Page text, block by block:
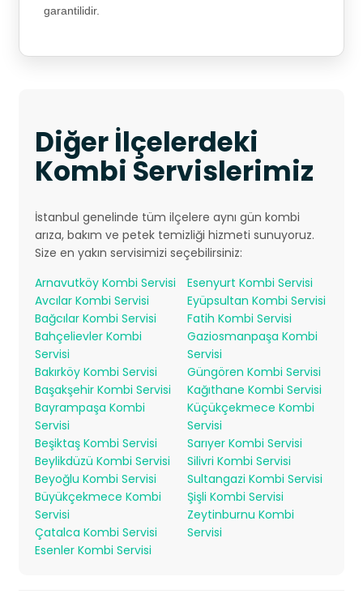
garantilidir.
Diğer İlçelerdeki
Kombi Servislerimiz
İstanbul genelinde tüm ilçelere aynı gün kombi
arıza, bakım ve petek temizliği hizmeti sunuyoruz.
Size en yakın servisimizi seçebilirsiniz:
Arnavutköy Kombi Servisi
Avcılar Kombi Servisi
Bağcılar Kombi Servisi
Bahçelievler Kombi
Servisi
Bakırköy Kombi Servisi
Başakşehir Kombi Servisi
Bayrampaşa Kombi
Servisi
Beşiktaş Kombi Servisi
Beylikdüzü Kombi Servisi
Beyoğlu Kombi Servisi
Büyükçekmece Kombi
Servisi
Çatalca Kombi Servisi
Esenler Kombi Servisi
Esenyurt Kombi Servisi
Eyüpsultan Kombi Servisi
Fatih Kombi Servisi
Gaziosmanpaşa Kombi
Servisi
Güngören Kombi Servisi
Kağıthane Kombi Servisi
Küçükçekmece Kombi
Servisi
Sarıyer Kombi Servisi
Silivri Kombi Servisi
Sultangazi Kombi Servisi
Şişli Kombi Servisi
Zeytinburnu Kombi
Servisi